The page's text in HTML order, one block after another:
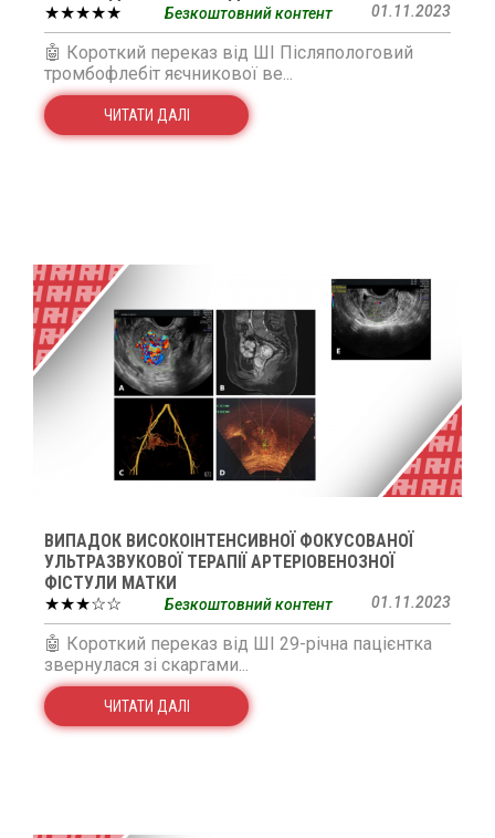
★★★★★
01.11.2023
Безкоштовний контент
🤖 Короткий переказ від ШІ Післяпологовий
тромбофлебіт яєчникової ве...
ЧИТАТИ ДАЛІ
ВИПАДОК ВИСОКОІНТЕНСИВНОЇ ФОКУСОВАНОЇ
УЛЬТРАЗВУКОВОЇ ТЕРАПІЇ АРТЕРІОВЕНОЗНОЇ
ФІСТУЛИ МАТКИ
★★★☆☆
01.11.2023
Безкоштовний контент
🤖 Короткий переказ від ШІ 29-річна пацієнтка
звернулася зі скаргами...
ЧИТАТИ ДАЛІ